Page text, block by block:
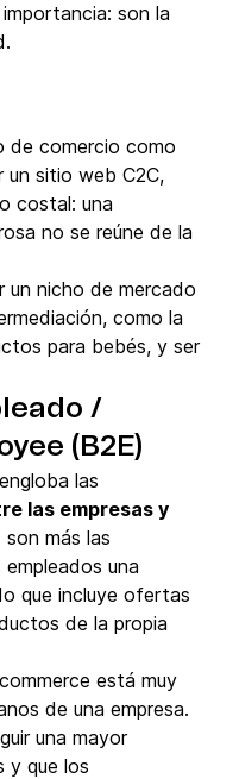
son la
de comercio como
un sitio web C2C,
costal: una
no se reúne de la
un nicho de mercado
como la
para bebés, y ser
/
(B2E)
las
las empresas y
más las
una
que incluye ofertas
de la propia
está muy
de una empresa.
una mayor
y que los